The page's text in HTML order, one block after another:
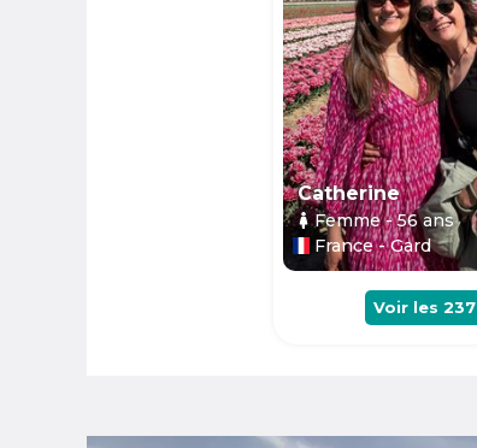
Catherine
Femme- 56ans
France - Gard
Voir les 237